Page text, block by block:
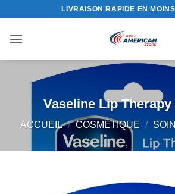
contenu
LIVRAISON RAPIDE EN
Vaseline Lip
ACCUEIL / COSMÉTIQUE /